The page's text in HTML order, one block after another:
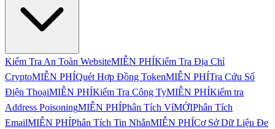
Kiểm Tra An Toàn WebsiteMIỄN PHÍKiểm Tra Địa Chỉ
CryptoMIỄN PHÍQuét Hợp Đồng TokenMIỄN PHÍTra Cứu Số
Điện ThoạiMIỄN PHÍKiểm Tra Công TyMIỄN PHÍKiểm tra
Address PoisoningMIỄN PHÍPhân Tích VíMỚIPhân Tích
EmailMIỄN PHÍPhân Tích Tin NhắnMIỄN PHÍCơ Sở Dữ Liệu Đe